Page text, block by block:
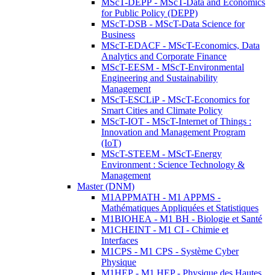
MScT-DEPP - MScT-Data and Economics
for Public Policy (DEPP)
MScT-DSB - MScT-Data Science for
Business
MScT-EDACF - MScT-Economics, Data
Analytics and Corporate Finance
MScT-EESM - MScT-Environmental
Engineering and Sustainability
Management
MScT-ESCLiP - MScT-Economics for
Smart Cities and Climate Policy
MScT-IOT - MScT-Internet of Things :
Innovation and Management Program
(IoT)
MScT-STEEM - MScT-Energy
Environment : Science Technology &
Management
Master (DNM)
M1APPMATH - M1 APPMS -
Mathématiques Appliquées et Statistiques
M1BIOHEA - M1 BH - Biologie et Santé
M1CHEINT - M1 CI - Chimie et
Interfaces
M1CPS - M1 CPS - Système Cyber
Physique
M1HEP - M1 HEP - Physique des Hautes